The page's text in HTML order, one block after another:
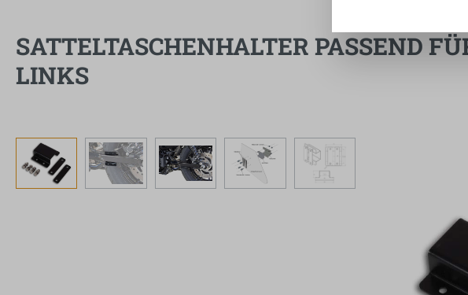
SATTELTASCHENHALTER PASSEND
LINKS
Bildergalerie überspringen